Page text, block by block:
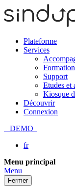
Plateforme
Services
Formation
Support
Etudes et
Kiosque
Découvrir
Connexion
DEMO
fr
Passer
au
contenu
Menu principal
Menu
Fermer